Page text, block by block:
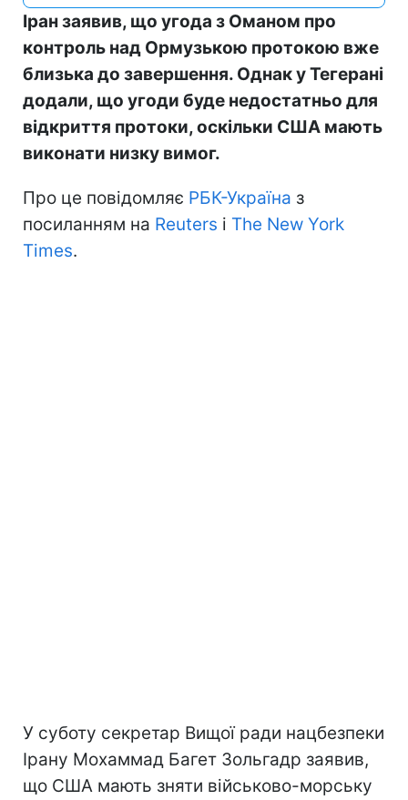
Іран заявив, що угода з Оманом про
контроль над Ормузькою протокою вже
близька до завершення. Однак у Тегерані
додали, що угоди буде недостатньо для
відкриття протоки, оскільки США мають
виконати низку вимог.
Про це повідомляє РБК-Україна з
посиланням на Reuters і The New York
Times.
У суботу секретар Вищої ради нацбезпеки
Ірану Мохаммад Багет Зольгадр заявив,
що США мають зняти військово-морську